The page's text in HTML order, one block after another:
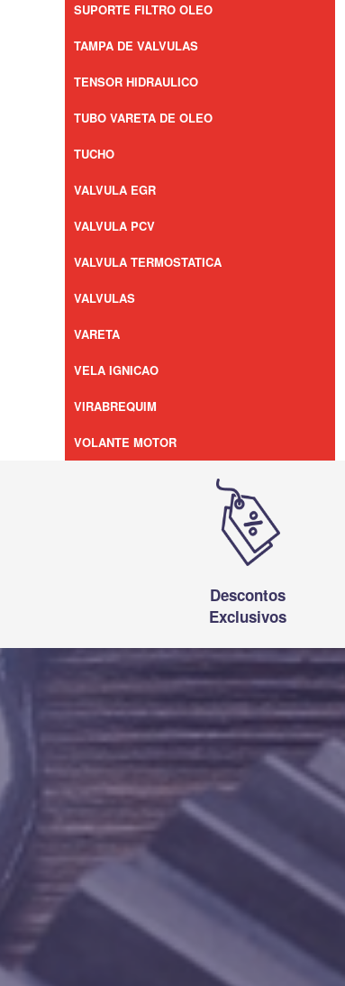
SUPORTE FILTRO OLEO
TAMPA DE VALVULAS
TENSOR HIDRAULICO
TUBO VARETA DE OLEO
TUCHO
VALVULA EGR
VALVULA PCV
VALVULA TERMOSTATICA
VALVULAS
VARETA
VELA IGNICAO
VIRABREQUIM
VOLANTE MOTOR
Descontos
Exclusivos